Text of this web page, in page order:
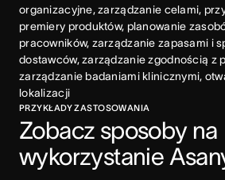
organizacyjne, zarządzanie celami,
premiery produktów, planowanie
pracowników, zarządzanie zapasami i
dostawców, zarządzanie zgodnością z
zarządzanie badaniami klinicznymi,
lokalizacji
PRZYKŁADY ZASTOSOWANIA
Zobacz sposoby na
wykorzystanie